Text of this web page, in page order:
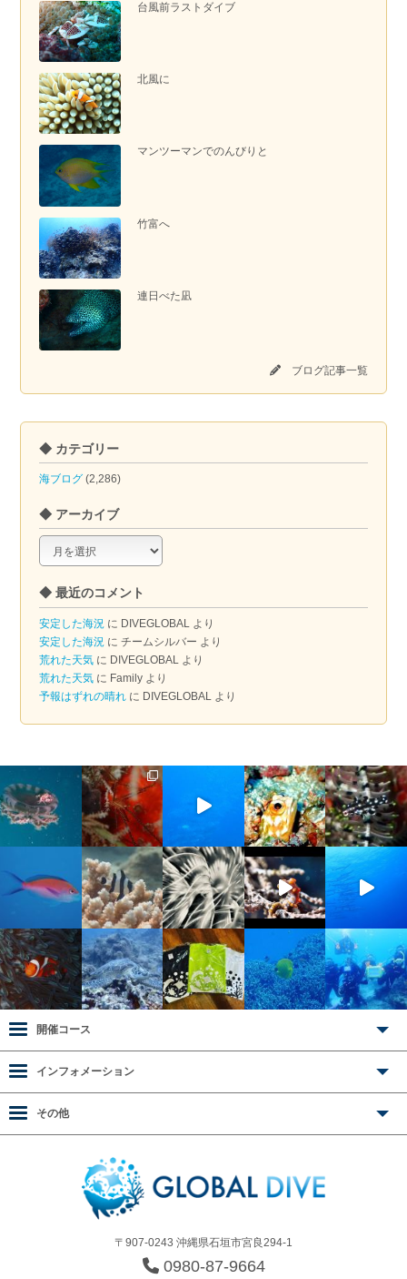
台風前ラストダイブ
北風に
マンツーマンでのんびりと
竹富へ
連日べた凪
ブログ記事一覧
◆ カテゴリー
海ブログ (2,286)
◆ アーカイブ
ア
カ
イ
ブ
◆ 最近のコメント
安定した海況 に DIVEGLOBAL
より
安定した海況 にチームシルバー より
荒れた天気 に DIVEGLOBAL
より
荒れた天気 に Family より
予報はずれの晴れ に DIVEGLOBAL より
〒907-0243 沖縄県石垣市宮良294-1
0980-87-9664
開催コース
インフォメーション
その他